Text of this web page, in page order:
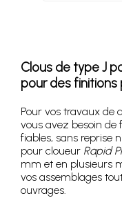
Clous de type J
pour des
Pour vos travaux de
vous avez besoin de
fiables, sans reprise
pour cloueur Rapid
mm et en plusieurs
vos assemblages
ouvrages.